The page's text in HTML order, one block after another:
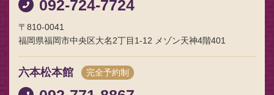
092-724-7724
〒810-0041
福岡県福岡市中央区大名2丁目1-12 メゾン天神4階401
六本松本館 完全予約制